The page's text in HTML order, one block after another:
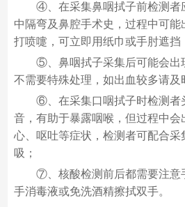
④、在采集鼻咽拭子前检测者
中隔弯及鼻腔手术史，过程中可
打喷嚏，可立即用纸巾或手肘遮挡
⑤、鼻咽拭子采集后可能会出
不需要特殊处理，如出血较多请及
⑥、在采集口咽拭子时检测者
音，有助于暴露咽喉，但过程中会
心、呕吐等症状，检测者可配合
吸；
⑦、核酸检测前后都需要注意
手消毒液或免洗酒精擦拭双手。